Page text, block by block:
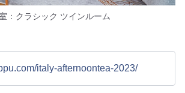
：クラシック ツインルーム
italy-afternoontea-2023/